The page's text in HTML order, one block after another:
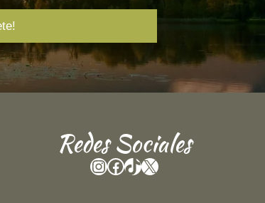
Redes Sociales
Instagram
Facebook
TikTok
X